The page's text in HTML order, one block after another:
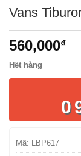
Vans
560,000₫
Hết hàng
Mã: LBP617